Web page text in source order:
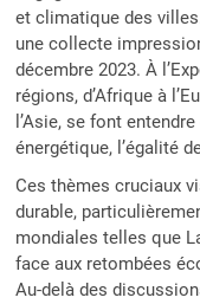
et climatique des
une collecte
décembre 2023. À
régions, d’Afrique à
l’Asie, se font
énergétique, l’égalité
Ces thèmes cruciaux
durable,
mondiales telles que
face aux retombées
Au-delà des